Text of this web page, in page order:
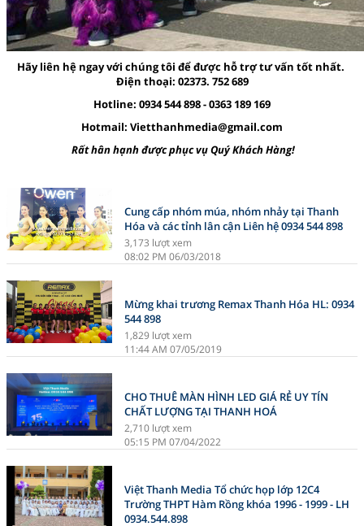
Hãy liên hệ ngay với chúng tôi để được hỗ trợ tư vấn tốt nhất.
Điện thoại: 02373. 752 689
Hotline: 0934 544 898 - 0363 189 169
Hotmail: Vietthanhmedia@gmail.com
Rất hân hạnh được phục vụ Quý Khách Hàng!
Cung cấp nhóm múa, nhóm nhảy tại Thanh
Hóa và các tỉnh lân cận Liên hệ 0934 544 898
3,173 lượt xem
08:02 PM 06/03/2018
Mừng khai trương Remax Thanh Hóa HL: 0934
544 898
1,829 lượt xem
11:44 AM 07/05/2019
CHO THUÊ MÀN HÌNH LED GIÁ RẺ UY TÍN
CHẤT LƯỢNG TẠI THANH HOÁ
2,710 lượt xem
05:15 PM 07/04/2022
Việt Thanh Media Tổ chức họp lớp 12C4
Trường THPT Hàm Rồng khóa 1996 - 1999 - LH
0934.544.898